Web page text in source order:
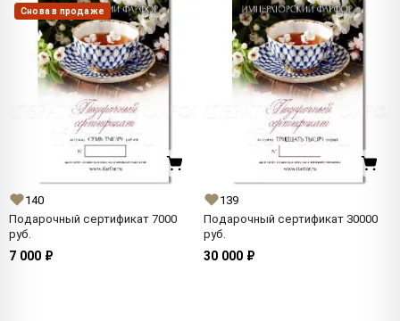
Снова в продаже
140
Подарочный сертификат 7000
руб.
7 000 ₽
139
Подарочный сертификат 30000
руб.
30 000 ₽